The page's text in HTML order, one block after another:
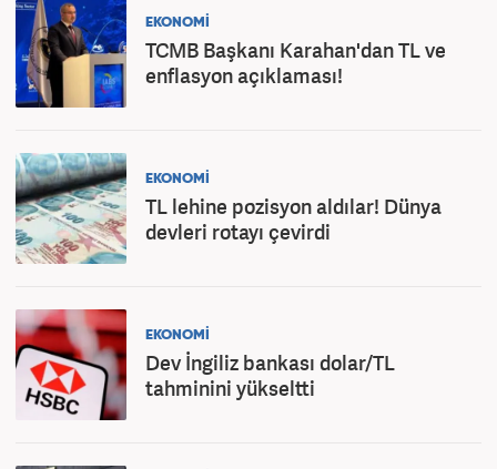
EKONOMİ
TCMB Başkanı Karahan'dan TL ve
enflasyon açıklaması!
EKONOMİ
TL lehine pozisyon aldılar! Dünya
devleri rotayı çevirdi
EKONOMİ
Dev İngiliz bankası dolar/TL
tahminini yükseltti